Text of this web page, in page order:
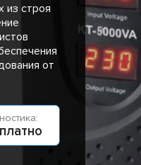
из строя
от